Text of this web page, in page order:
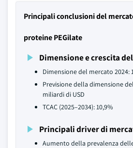
Principali conclusioni del
proteine PEGilate
Dimensione e crescita
Dimensione del mercato 2024:
Previsione della dimensione
miliardi di USD
TCAC (2025–2034): 10,9%
Principali driver di
Aumento della prevalenza